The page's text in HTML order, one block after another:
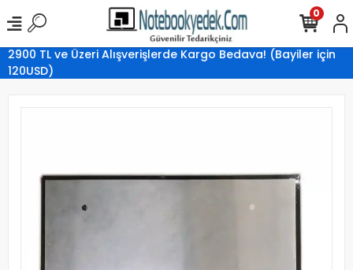
2900 TL ve Üzeri Alışverişlerde Kargo Bedava! (Bayiler için
120USD)
0